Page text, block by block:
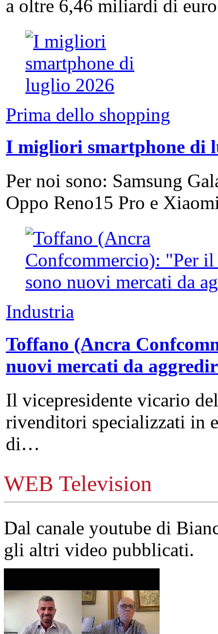
a oltre 6,46 miliardi di
Prima dello shopping
I migliori smartphone di
Per noi sono: Samsung
Oppo Reno15 Pro e
Industria
Toffano (Ancra
nuovi mercati da
Il vicepresidente vicario
rivenditori specializzati in
di…
WEB Television
Dal canale youtube di
gli altri video pubblicati.